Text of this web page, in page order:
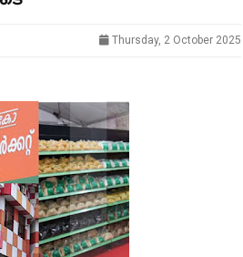
Thursday, 2 October 2025